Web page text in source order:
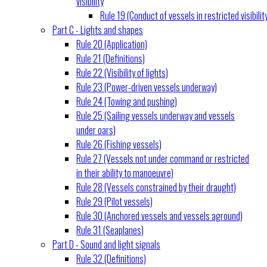
Rule 19 (Conduct of vessels in restricted
Part C - Lights and shapes
Rule 20 (Application)
Rule 21 (Definitions)
Rule 22 (Visibility of lights)
Rule 23 (Power-driven vessels underway)
Rule 24 (Towing and pushing)
Rule 25 (Sailing vessels underway and vessels
under oars)
Rule 26 (Fishing vessels)
Rule 27 (Vessels not under command or restricted
in their ability to manoeuvre)
Rule 28 (Vessels constrained by their draught)
Rule 29 (Pilot vessels)
Rule 30 (Anchored vessels and vessels aground)
Rule 31 (Seaplanes)
Part D - Sound and light signals
Rule 32 (Definitions)